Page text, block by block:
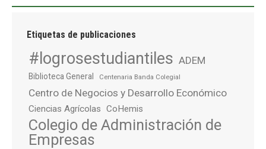
Etiquetas de publicaciones
#logrosestudiantiles ADEM
Biblioteca General Centenaria Banda Colegial
Centro de Negocios y Desarrollo Económico
Ciencias Agrícolas CoHemis
Colegio de Administración de
Empresas